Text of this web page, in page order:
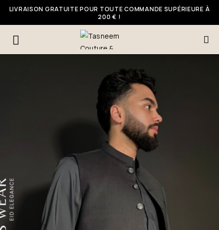
LIVRAISON GRATUITE POUR TOUTE COMMANDE SUPÉRIEURE À
200 € !